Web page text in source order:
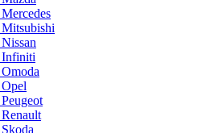
Infiniti